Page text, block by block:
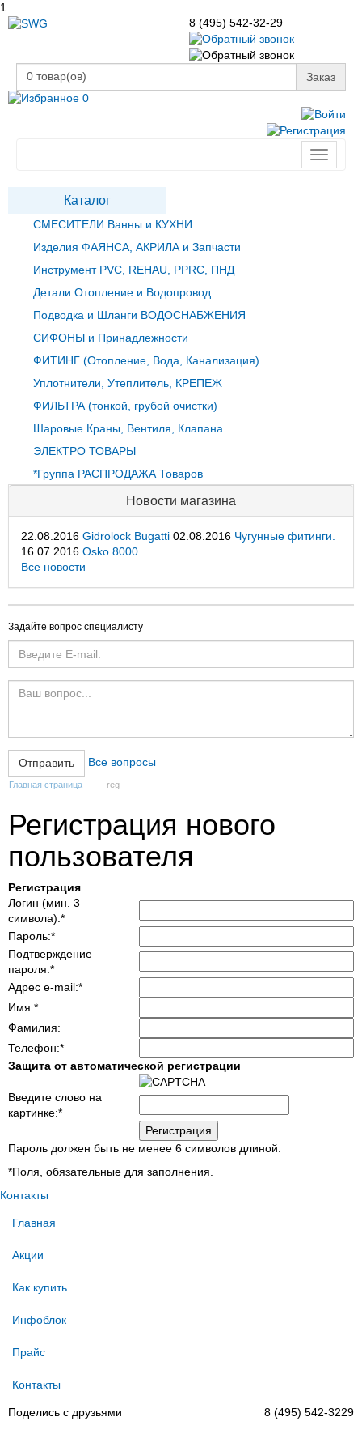
1
8 (495) 542-32-29
0 товар(ов)
Заказ
0
Toggle
Каталог
СМЕСИТЕЛИ Ванны и КУХНИ
Изделия ФАЯНСА, АКРИЛА и Запчасти
Инструмент PVC, REHAU, PPRC, ПНД
Детали Отопление и Водопровод
Подводка и Шланги ВОДОСНАБЖЕНИЯ
СИФОНЫ и Принадлежности
ФИТИНГ (Отопление, Вода, Канализация)
Уплотнители, Утеплитель, КРЕПЕЖ
ФИЛЬТРА (тонкой, грубой очистки)
Шаровые Краны, Вентиля, Клапана
ЭЛЕКТРО ТОВАРЫ
*Группа РАСПРОДАЖА Товаров
Новости магазина
22.08.2016 Gidrolock Bugatti 02.08.2016 Чугунные фитинги.
16.07.2016 Osko 8000
Все новости
Задайте вопрос специалисту
Все вопросы
Главная страница reg
Регистрация нового
пользователя
Регистрация
Логин (мин. 3
символа):*
Пароль:*
Подтверждение
пароля:*
Адрес e-mail:*
Имя:*
Фамилия:
Телефон:*
Защита от автоматической регистрации
Введите слово на
картинке:*
Пароль должен быть не менее 6 символов длиной.
*Поля, обязательные для заполнения.
Контакты
Главная
Акции
Как купить
Инфоблок
Прайс
Контакты
Поделись с друзьями 8 (495) 542-3229